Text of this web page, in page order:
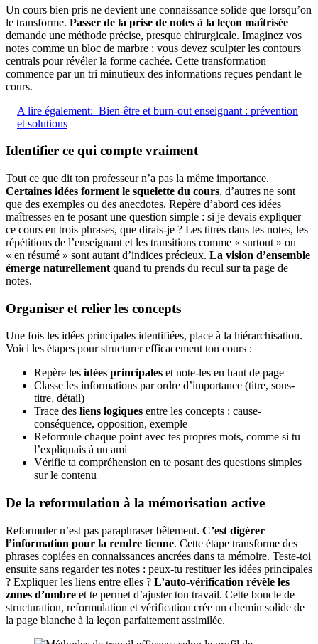
Un cours bien pris ne devient une connaissance solide que lorsqu’on
le transforme. Passer de la prise de notes à la leçon maîtrisée
demande une méthode précise, presque chirurgicale. Imaginez vos
notes comme un bloc de marbre : vous devez sculpter les contours
centrals pour révéler la forme cachée. Cette transformation
commence par un tri minutieux des informations reçues pendant le
cours.
A lire également: Bien-être et burn-out enseignant : prévention
et solutions
Identifier ce qui compte vraiment
Tout ce que dit ton professeur n’a pas la même importance.
Certaines idées forment le squelette du cours, d’autres ne sont
que des exemples ou des anecdotes. Repère d’abord ces idées
maîtresses en te posant une question simple : si je devais expliquer
ce cours en trois phrases, que dirais-je ? Les titres dans tes notes, les
répétitions de l’enseignant et les transitions comme « surtout » ou
« en résumé » sont autant d’indices précieux. La vision d’ensemble
émerge naturellement quand tu prends du recul sur ta page de
notes.
Organiser et relier les concepts
Une fois les idées principales identifiées, place à la hiérarchisation.
Voici les étapes pour structurer efficacement ton cours :
Repère les idées principales et note-les en haut de page
Classe les informations par ordre d’importance (titre, sous-
titre, détail)
Trace des liens logiques entre les concepts : cause-
conséquence, opposition, exemple
Reformule chaque point avec tes propres mots, comme si tu
l’expliquais à un ami
Vérifie ta compréhension en te posant des questions simples
sur le contenu
De la reformulation à la mémorisation active
Reformuler n’est pas paraphraser bêtement. C’est digérer
l’information pour la rendre tienne. Cette étape transforme des
phrases copiées en connaissances ancrées dans ta mémoire. Teste-toi
ensuite sans regarder tes notes : peux-tu restituer les idées principales
? Expliquer les liens entre elles ? L’auto-vérification révèle les
zones d’ombre et te permet d’ajuster ton travail. Cette boucle de
structuration, reformulation et vérification crée un chemin solide de
la page blanche à la leçon parfaitement assimilée.